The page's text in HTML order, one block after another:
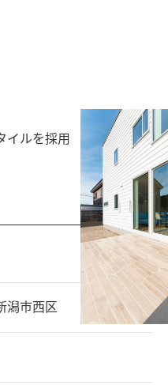
イルを採用
潟市西区